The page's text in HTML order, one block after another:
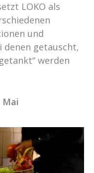
LOKO als
und
getauscht,
werden